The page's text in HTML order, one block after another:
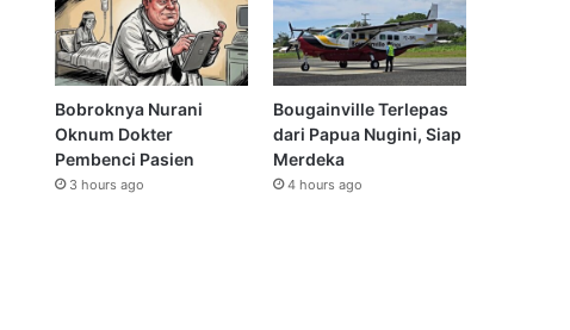
Bobroknya Nurani
Oknum Dokter
Pembenci Pasien
3 hours ago
Bougainville Terlepas
dari Papua Nugini, Siap
Merdeka
4 hours ago